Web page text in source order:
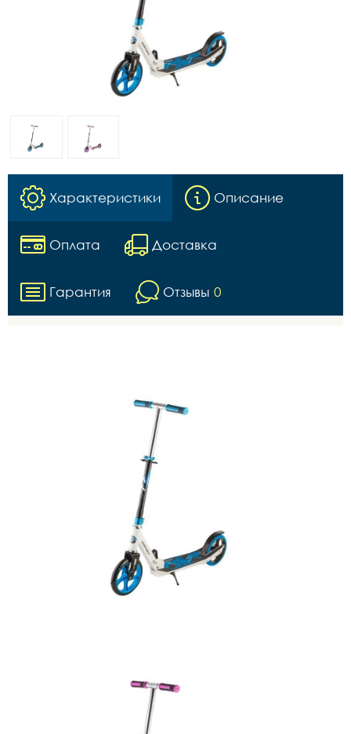
Характеристики Описание
Оплата Доставка
Гарантия Отзывы 0